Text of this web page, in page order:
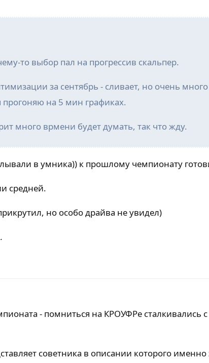
то выбор пал на прогрессив скальпер.
за сентябрь - сливает, но очень
прогоняю на 5 мин графиках.
много врмени будет думать, так что жду.
в умника)) к прошлому чемпионату
средней.
но особо драйва не увидел)
- помниться на КРОУФРе сталкивались
советника в описании которого именно